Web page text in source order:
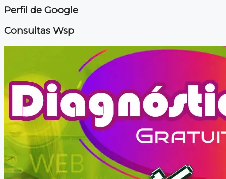
Perfil de Google
Consultas Wsp